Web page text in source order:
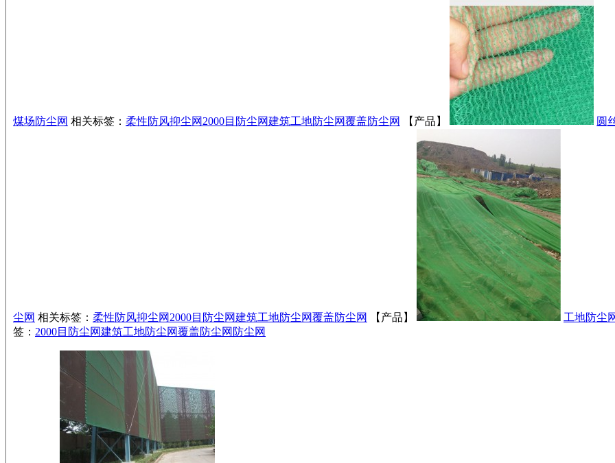
煤场防尘网 相关标签： 柔性防风抑尘网 2000目防尘网建筑工地防尘网覆盖防尘网 【产品】 圆
尘网 相关标签： 柔性防风抑尘网 2000目防尘网建筑工地防尘网覆盖防尘网 【产品】 工地防尘
签： 2000目防尘网建筑工地防尘网覆盖防尘网 防尘网